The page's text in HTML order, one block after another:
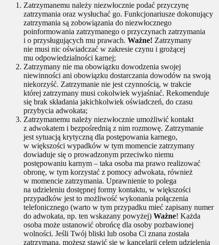
Zatrzymanemu należy niezwłocznie podać przyczynę
zatrzymania oraz wysłuchać go. Funkcjonariusze dokonujący
zatrzymania są zobowiązania do niezwłocznego
poinformowania zatrzymanego o przyczynach zatrzymania
i o przysługujących mu prawach. Ważne! Zatrzymany
nie musi nic oświadczać w zakresie czynu i grożącej
mu odpowiedzialności karnej;
Zatrzymany nie ma obowiązku dowodzenia swojej
niewinności ani obowiązku dostarczania dowodów na swoją
niekorzyść. Zatrzymanie nie jest czynnością, w trakcie
której zatrzymany musi cokolwiek wyjaśniać. Rekomenduje
się brak składania jakichkolwiek oświadczeń, do czasu
przybycia adwokata;
Zatrzymanemu należy niezwłocznie umożliwić kontakt
z adwokatem i bezpośrednią z nim rozmowę. Zatrzymanie
jest sytuacją krytyczną dla postępowania karnego,
w większości wypadków w tym momencie zatrzymany
dowiaduje się o prowadzonym przeciwko niemu
postępowaniu karnym – taka osoba ma prawo realizować
obronę, w tym korzystać z pomocy adwokata, również
w momencie zatrzymania. Uprawnienie to polega
na udzieleniu dostępnej formy kontaktu, w większości
przypadków jest to możliwość wykonania połączenia
telefonicznego (warto w tym przypadku mieć zapisany numer
do adwokata, np. ten wskazany powyżej) Ważne! Każda
osoba może ustanowić obrońcę dla osoby pozbawionej
wolności. Jeśli Twój bliski lub osoba Ci znana została
zatrzymana, możesz stawić się w kancelarii celem udzielenia